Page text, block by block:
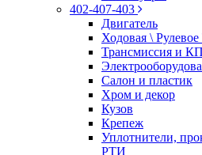
402-407-403
Двигатель
Ходовая \
Трансмиссия и
Салон и пластик
Хром и декор
Кузов
Крепеж
Уплотнители,
РТИ